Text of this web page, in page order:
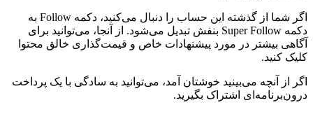
اگر شما از گذشته این حساب را دنبال می‌کنید، دکمه Follow به
دکمه Super Follow بنفش تبدیل می‌شود. از آنجا، می‌توانید برای
آگاهی بیشتر در مورد پیشنهادات خاص و قیمت‌گذاری خالق محتوا
کلیک کنید.
اگر از آنچه می‌بینید خوشتان آمد، می‌توانید به سادگی با یک پرداخت
درون‌برنامه‌ای اشتراک بگیرید.